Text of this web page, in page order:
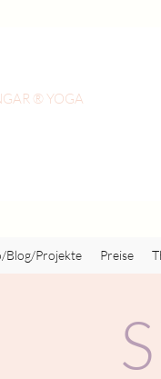
® YOGA
Blog/Projekte Preise